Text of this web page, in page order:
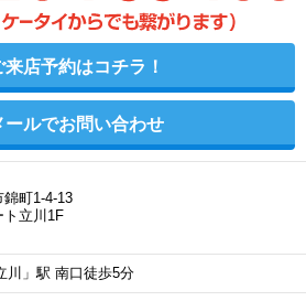
来店予約はコチラ！
ールでお問い合わせ
町1-4-13
ト立川1F
川」駅 南口徒歩5分